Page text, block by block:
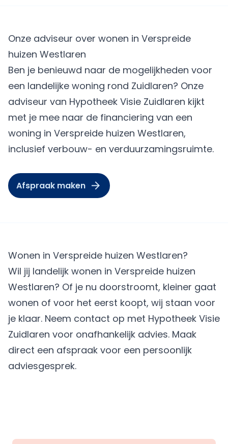
Onze adviseur over wonen in Verspreide
huizen Westlaren
Ben je benieuwd naar de mogelijkheden voor
een landelijke woning rond Zuidlaren? Onze
adviseur van Hypotheek Visie Zuidlaren kijkt
met je mee naar de financiering van een
woning in Verspreide huizen Westlaren,
inclusief verbouw- en verduurzamingsruimte.
Afspraak maken
Wonen in Verspreide huizen Westlaren?
Wil jij landelijk wonen in Verspreide huizen
Westlaren? Of je nu doorstroomt, kleiner gaat
wonen of voor het eerst koopt, wij staan voor
je klaar. Neem contact op met Hypotheek Visie
Zuidlaren voor onafhankelijk advies. Maak
direct een afspraak voor een persoonlijk
adviesgesprek.